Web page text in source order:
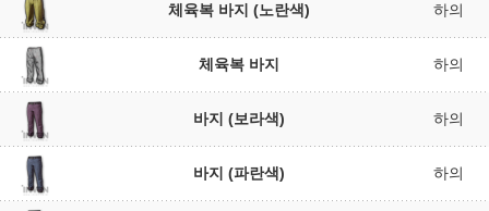
체육복 바지 (노란색) 하의
체육복 바지 하의
바지 (보라색) 하의
바지 (파란색) 하의